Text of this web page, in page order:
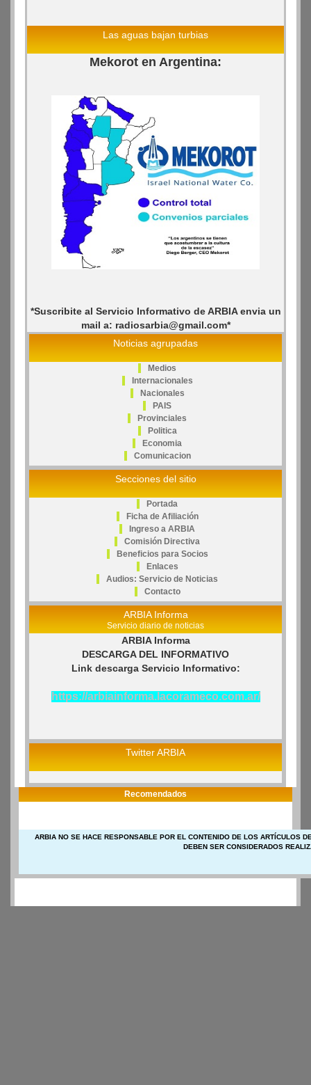
Las aguas bajan turbias
Mekorot en Argentina:
*Suscribite al Servicio Informativo de ARBIA envia un
mail a: radiosarbia@gmail.com*
Noticias agrupadas
Medios
Internacionales
Nacionales
PAIS
Provinciales
Politica
Economia
Comunicacion
Secciones del sitio
Portada
Ficha de Afiliación
Ingreso a ARBIA
Comisión Directiva
Beneficios para Socios
Enlaces
Audios: Servicio de Noticias
Contacto
ARBIA Informa
Servicio diario de noticias
ARBIA Informa
DESCARGA DEL INFORMATIVO
Link descarga Servicio Informativo:
https://arbiainforma.lacorameco.com.ar/
Twitter ARBIA
Recomendados
ARBIA NO SE HACE RESPONSABLE POR EL CONTENIDO DE LOS ARTÍCULOS
DEBEN SER CONSIDERADOS